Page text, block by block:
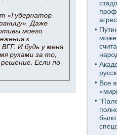
«Губернатор
Даже
моего
к
И будь у меня
руками за то,
Если по
Все
было